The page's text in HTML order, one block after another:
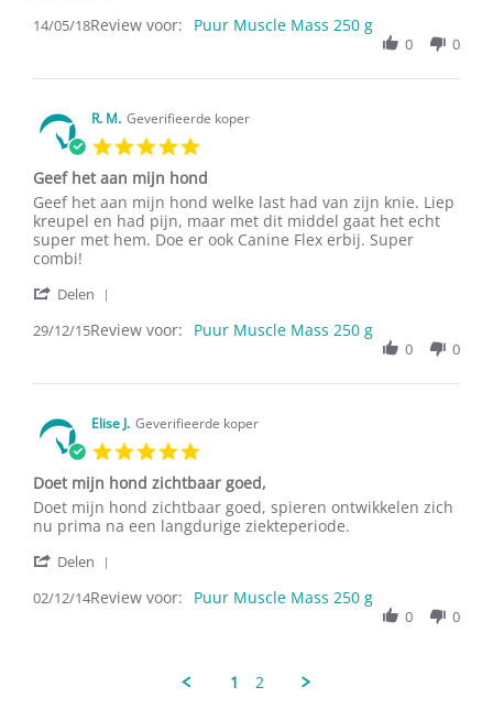
Review
S.
14
May
2018
14/05/18Review voor: Puur Muscle Mass 250 g
0 0
R. M. Geverifieerde koper
rating
Geef het aan mijn hond
Review
by
R.
M.
29
2015
review
stating
Geef
het
mijn
Geef het aan mijn hond welke last had van zijn knie. Liep
kreupel en had pijn, maar met dit middel gaat het echt
super met hem. Doe er ook Canine Flex erbij. Super
combi!
Delen
Review
M.
29
Dec
2015
29/12/15Review voor: Puur Muscle Mass 250 g
0 0
Elise J. Geverifieerde koper
rating
Doet mijn hond zichtbaar goed,
Review
by
J.
2
review
stating
mijn
zichtbaar
Doet mijn hond zichtbaar goed, spieren ontwikkelen zich
nu prima na een langdurige ziekteperiode.
Delen
Review
02/12/14Review voor: Puur Muscle Mass 250 g
0 0
1 2